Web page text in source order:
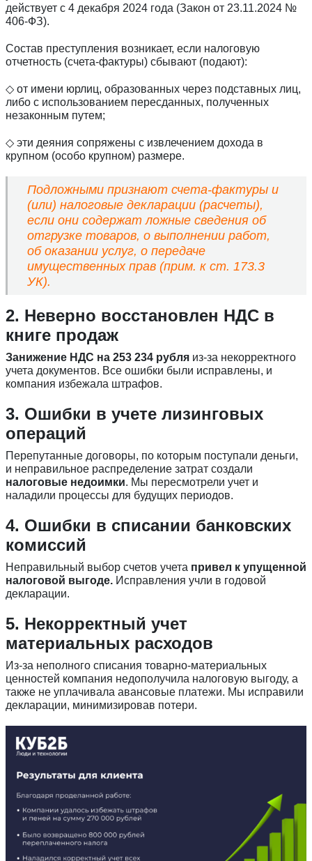
действует с 4 декабря 2024 года (Закон от 23.11.2024 №
406-ФЗ).
Состав преступления возникает, если налоговую
отчетность (счета-фактуры) сбывают (подают):
◇ от имени юрлиц, образованных через подставных лиц,
либо с использованием пересданных, полученных
незаконным путем;
◇ эти деяния сопряжены с извлечением дохода в
крупном (особо крупном) размере.
Подложными признают счета-фактуры и
(или) налоговые декларации (расчеты),
если они содержат ложные сведения об
отгрузке товаров, о выполнении работ,
об оказании услуг, о передаче
имущественных прав (прим. к ст. 173.3
УК).
2. Неверно восстановлен НДС в
книге продаж
Занижение НДС на 253 234 рубля из-за некорректного
учета документов. Все ошибки были исправлены, и
компания избежала штрафов.
3. Ошибки в учете лизинговых
операций
Перепутанные договоры, по которым поступали деньги,
и неправильное распределение затрат создали
налоговые недоимки. Мы пересмотрели учет и
наладили процессы для будущих периодов.
4. Ошибки в списании банковских
комиссий
Неправильный выбор счетов учета привел к упущенной
налоговой выгоде. Исправления учли в годовой
декларации.
5. Некорректный учет
материальных расходов
Из-за неполного списания товарно-материальных
ценностей компания недополучила налоговую выгоду, а
также не уплачивала авансовые платежи. Мы исправили
декларации, минимизировав потери.
Введите ваш номер телефона и мы вам
перезвоним!
Нажимая кнопку отправить я
ПринимаюПолитику конфиденциальности
ДаюСогласие на обработку персональных данных